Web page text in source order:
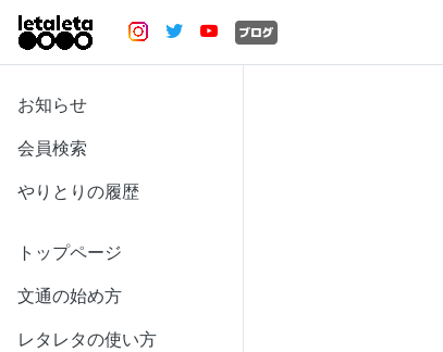
お知らせ
会員検索
やりとりの履歴
トップページ
文通の始め方
レタレタの使い方